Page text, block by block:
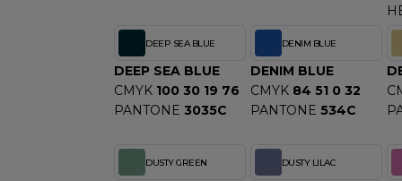
DEEP SEA BLUE
DEEP SEA BLUE
CMYK 100 30 19 76
PANTONE 3035C
DENIM BLUE
DENIM BLUE
CMYK 84 51 0 32
PANTONE 534C
DUSTY GREEN DUSTY LILAC